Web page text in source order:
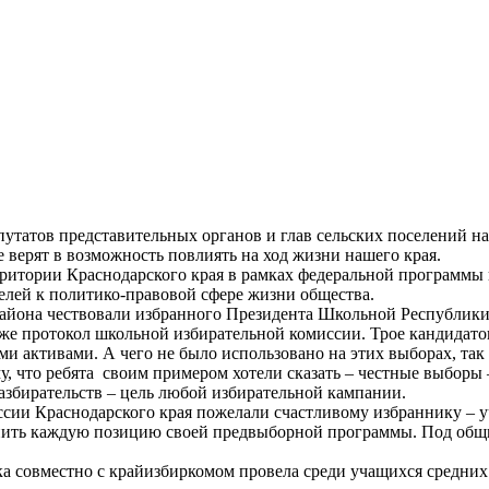
представительных органов и глав сельских поселений
в возможность повлиять на ход жизни нашего края.
Краснодарского края в рамках федеральной
к политико-правовой сфере жизни общества.
чествовали избранного Президента Школьной
школьной избирательной комиссии. Трое
активами. А чего не было использовано на этих выборах,
ребята своим примером хотели сказать – честные выборы
– цель любой избирательной кампании.
Краснодарского края пожелали счастливому избраннику
каждую позицию своей предвыборной программы. Под
совместно с крайизбиркомом провела среди учащихся